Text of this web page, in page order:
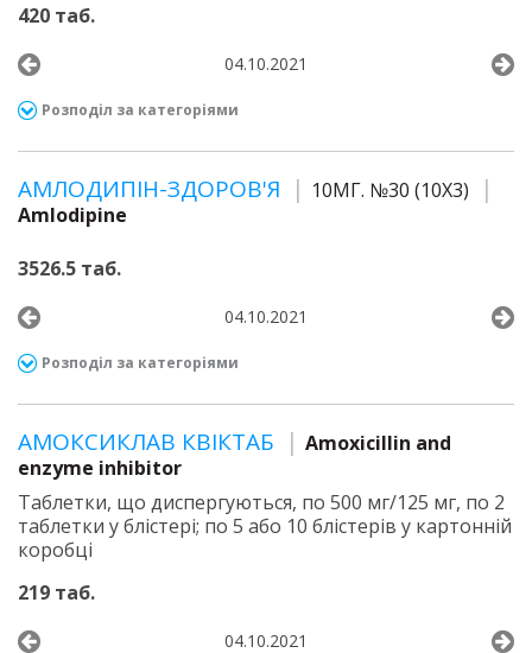
420 таб.
04.10.2021
Розподіл за категоріями
АМЛОДИПІН-ЗДОРОВ'Я
10МГ. №30 (10Х3)
Amlodipine
3526.5 таб.
04.10.2021
Розподіл за категоріями
АМОКСИКЛАВ КВІКТАБ
Amoxicillin and
enzyme inhibitor
Таблетки, що диспергуються, по 500 мг/125 мг, по 2
таблетки у блістері; по 5 або 10 блістерів у картонній
коробці
219 таб.
04.10.2021